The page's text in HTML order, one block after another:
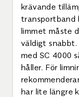
krävande
transportband
limmet måste
väldigt
med SC 4000
håller. För
har lite längre